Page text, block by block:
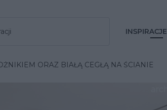
INSPIRACJE
ORAZ BIAŁĄ CEGŁĄ NA ŚCIANIE